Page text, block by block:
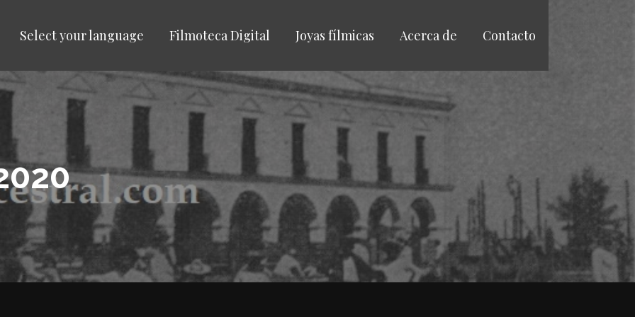
Select your language Filmoteca Digital Joyas fílmicas Acerca de Contacto